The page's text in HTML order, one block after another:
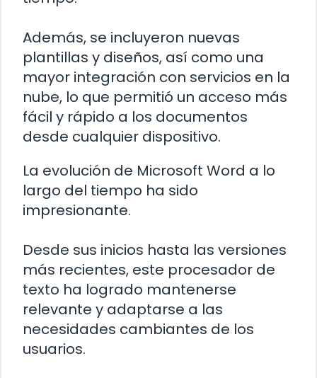
Además, se incluyeron nuevas
plantillas y diseños, así como una
mayor integración con servicios en la
nube, lo que permitió un acceso más
fácil y rápido a los documentos
desde cualquier dispositivo.
La evolución de Microsoft Word a lo
largo del tiempo ha sido
impresionante.
Desde sus inicios hasta las versiones
más recientes, este procesador de
texto ha logrado mantenerse
relevante y adaptarse a las
necesidades cambiantes de los
usuarios.